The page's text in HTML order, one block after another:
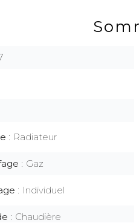
Radiateur
Gaz
Individuel
Chaudière